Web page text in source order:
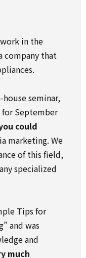
in the
company that
seminar,
September
could
marketing. We
of this field,
specialized
Tips for
and was
and
much